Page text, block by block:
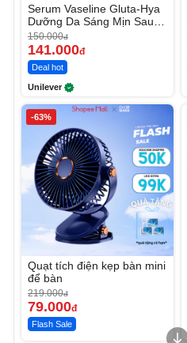
Serum Vaseline Gluta-Hya
Dưỡng Da Sáng Mịn Sau 7
Ngày
150.000đ
141.000đ
Deal hot
Unilever
-63%
Quạt tích điện kẹp bàn mini
để bàn
219.000đ
79.000đ
Flash Sale